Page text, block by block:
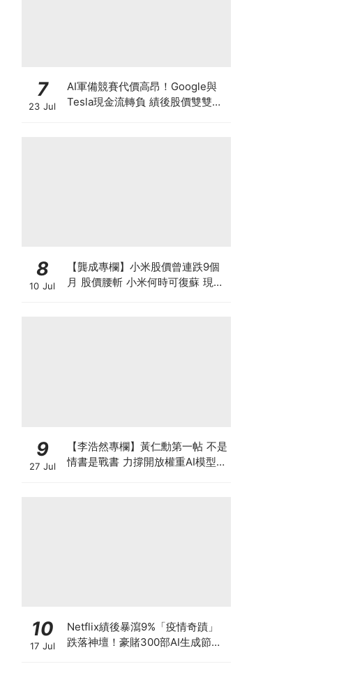
7
23 Jul
AI軍備競賽代價高昂！Google與
Tesla現金流轉負 績後股價雙雙急
8
10 Jul
【龔成專欄】小米股價曾連跌9個
月 股價腰斬 小米何時可復蘇 現在
9
27 Jul
【李浩然專欄】黃仁勳第一帖 不是
情書是戰書 力撐開放權重AI模型
10
17 Jul
Netflix績後暴瀉9%「疫情奇蹟」
跌落神壇！豪賭300部AI生成節目